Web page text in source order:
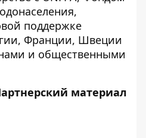
поддержке
Франции, Швеции
и общественными
материал